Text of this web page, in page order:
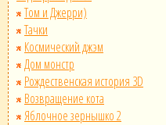
Том и Джерри)
Тачки
Космический джэм
Дом монстр
Рождественская история 3D
Возвращение кота
Яблочное зернышко 2